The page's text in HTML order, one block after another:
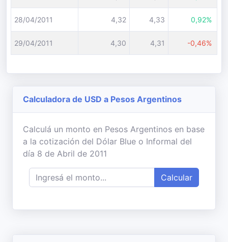
28/04/2011 4,32 4,33 0,92%
29/04/2011 4,30 4,31 -0,46%
Calculadora de USD a Pesos Argentinos
Calculá un monto en Pesos Argentinos en base
a la cotización del Dólar Blue o Informal del
día 8 de Abril de 2011
Calcular